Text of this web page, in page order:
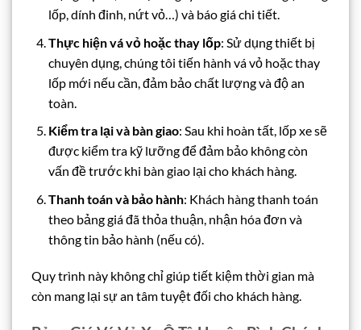
lốp, dính đinh, nứt vỏ…) và báo giá chi tiết.
Thực hiện vá vỏ hoặc thay lốp: Sử dụng thiết bị
chuyên dụng, chúng tôi tiến hành vá vỏ hoặc thay
lốp mới nếu cần, đảm bảo chất lượng và độ an
toàn.
Kiểm tra lại và bàn giao: Sau khi hoàn tất, lốp xe sẽ
được kiểm tra kỹ lưỡng để đảm bảo không còn
vấn đề trước khi bàn giao lại cho khách hàng.
Thanh toán và bảo hành: Khách hàng thanh toán
theo bảng giá đã thỏa thuận, nhận hóa đơn và
thông tin bảo hành (nếu có).
Quy trình này không chỉ giúp tiết kiệm thời gian mà
còn mang lại sự an tâm tuyệt đối cho khách hàng.